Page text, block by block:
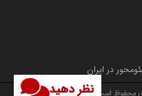
نظر دهید
در ایران
محفوظ است.